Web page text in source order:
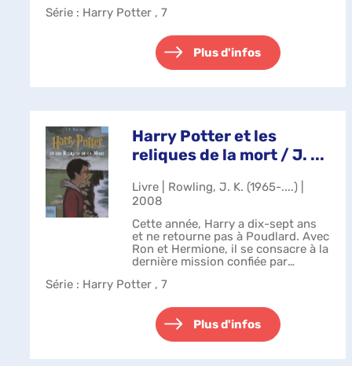
Série : Harry Potter , 7
Plus d'infos
Harry Potter et les
reliques de la mort / J. ...
Livre | Rowling, J. K. (1965-....) |
2008
Cette année, Harry a dix-sept ans
et ne retourne pas à Poudlard. Avec
Ron et Hermione, il se consacre à la
dernière mission confiée par
Ténèbres règne en maître. Traqués,
Série : Harry Potter , 7
Plus d'infos